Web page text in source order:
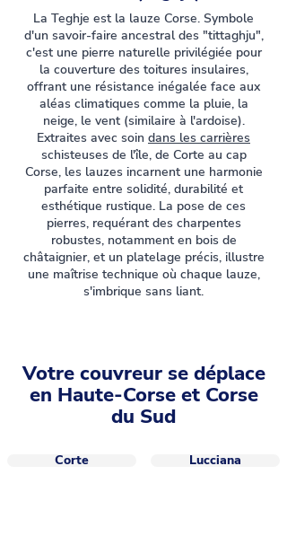
La Teghje est la lauze Corse. Symbole
d'un savoir-faire ancestral des "tittaghju",
c'est une pierre naturelle privilégiée pour
la couverture des toitures insulaires,
offrant une résistance inégalée face aux
aléas climatiques comme la pluie, la
neige, le vent (similaire à l'ardoise).
Extraites avec soin dans les carrières
schisteuses de l'île, de Corte au cap
Corse, les lauzes incarnent une harmonie
parfaite entre solidité, durabilité et
esthétique rustique. La pose de ces
pierres, requérant des charpentes
robustes, notamment en bois de
châtaignier, et un platelage précis, illustre
une maîtrise technique où chaque lauze,
s'imbrique sans liant.
Votre couvreur se déplace
en Haute-Corse et Corse
du Sud
Corte Lucciana